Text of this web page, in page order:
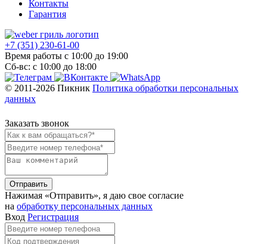
Контакты
Гарантия
+7 (351) 230-61-00
Время работы с 10:00 до 19:00
Сб-вс: с 10:00 до 18:00
© 2011-2026 Пикник Политика обработки персональных
данных
Заказать звонок
Отправить
Нажимая «Отправить»‎, я даю свое согласие
на обработку персональных данных
Вход Регистрация